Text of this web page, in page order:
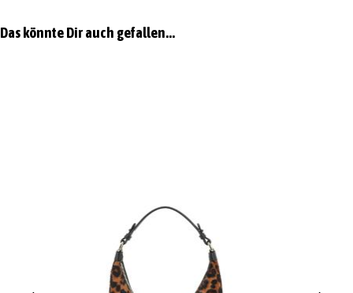
Produktgalerie überspringen
Das könnte Dir auch gefallen...